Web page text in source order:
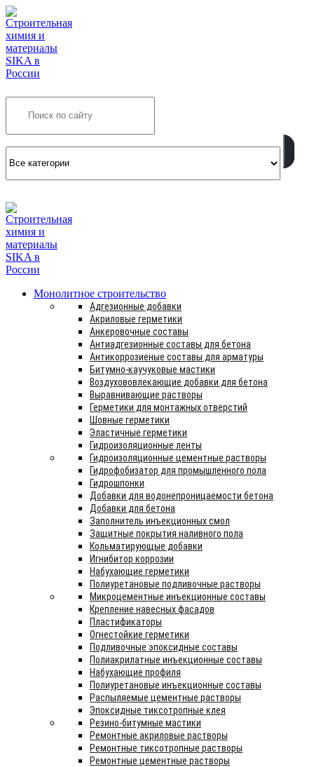
Монолитное строительство
Адгезионные добавки
Акриловые герметики
Анкеровочные составы
Антиадгезионные составы для бетона
Антикоррозиеные составы для арматуры
Битумно-каучуковые мастики
Воздухововлекающие добавки для бетона
Выравнивающие растворы
Герметики для монтажных отверстий
Шовные герметики
Эластичные герметики
Гидроизоляционные ленты
Гидроизоляционные цементные растворы
Гидрофобизатор для промышленного пола
Гидрошпонки
Добавки для водонепроницаемости бетона
Добавки для бетона
Заполнитель инъекционных смол
Защитные покрытия наливного пола
Кольматирующые добавки
Игнибитор коррозии
Набухающие герметики
Полиуретановые подливочные растворы
Микроцементные инъекционные составы
Крепление навесных фасадов
Пластификаторы
Огнестойкие герметики
Подливочные эпоксидные составы
Полиакрилатные инъекционные составы
Набухающие профиля
Полиуретановые инъекционные составы
Распыляемые цементные растворы
Эпоксидные тиксотропные клея
Резино-битумные мастики
Ремонтные акриловые растворы
Ремонтные тиксотропные растворы
Ремонтные цементные растворы